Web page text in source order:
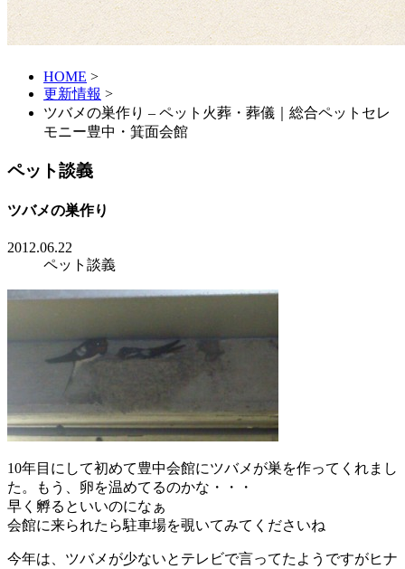
HOME >
更新情報 >
ツバメの巣作り – ペット火葬・葬儀｜総合ペットセレ
モニー豊中・箕面会館
ペット談義
ツバメの巣作り
2012.06.22
ペット談義
10年目にして初めて豊中会館にツバメが巣を作ってくれまし
た。もう、卵を温めてるのかな・・・
早く孵るといいのになぁ
会館に来られたら駐車場を覗いてみてくださいね
今年は、ツバメが少ないとテレビで言ってたようですがヒナ